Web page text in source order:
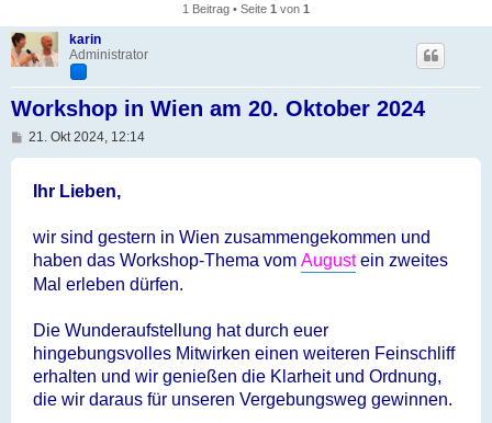
e
1 Beitrag • Seite 1 von 1
karin
Administrator
Workshop in Wien am 20. Oktober 2024
B21. Okt 2024, 12:14
Ihr Lieben,
wir sind gestern in Wien zusammengekommen und
haben das Workshop-Thema vom Augustein zweites
Mal erleben dürfen.
Die Wunderaufstellung hat durch euer
hingebungsvolles Mitwirken einen weiteren Feinschliff
erhalten und wir genießen die Klarheit und Ordnung,
die wir daraus für unseren Vergebungsweg gewinnen.